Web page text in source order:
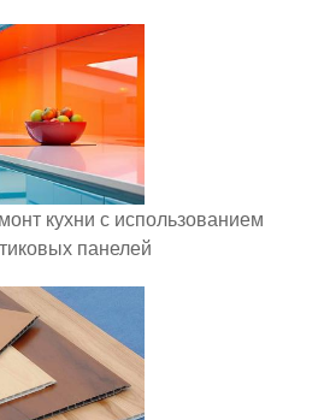
кухни с использованием
панелей